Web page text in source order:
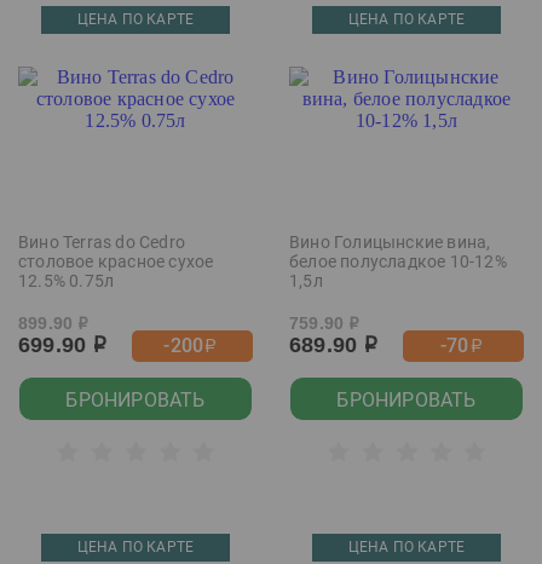
ЦЕНА ПО КАРТЕ
Вино Terras do Cedro
столовое красное сухое
12.5% 0.75л
899.90 р
699.90 р -200р
БРОНИРОВАТЬ
ЦЕНА ПО КАРТЕ
Вино Голицынские вина,
белое полусладкое 10-12%
1,5л
759.90 р
689.90 р -70р
БРОНИРОВАТЬ
ЦЕНА ПО КАРТЕ ЦЕНА ПО КАРТЕ